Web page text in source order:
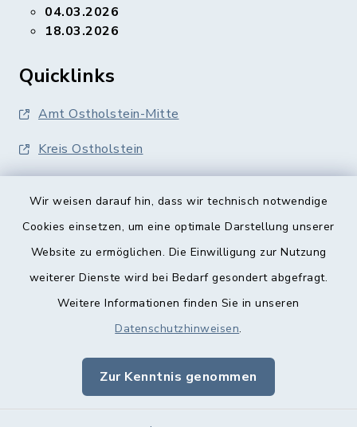
Wir weisen darauf hin, dass wir technisch notwendige
Cookies einsetzen, um eine optimale Darstellung unserer
Website zu ermöglichen. Die Einwilligung zur Nutzung
weiterer Dienste wird bei Bedarf gesondert abgefragt.
Weitere Informationen finden Sie in unseren
Datenschutzhinweisen.
Zur Kenntnis genommen
04.03.2026
18.03.2026
Quicklinks
Amt Ostholstein-Mitte
Kreis Ostholstein
Barrierefreiheit
Impressum